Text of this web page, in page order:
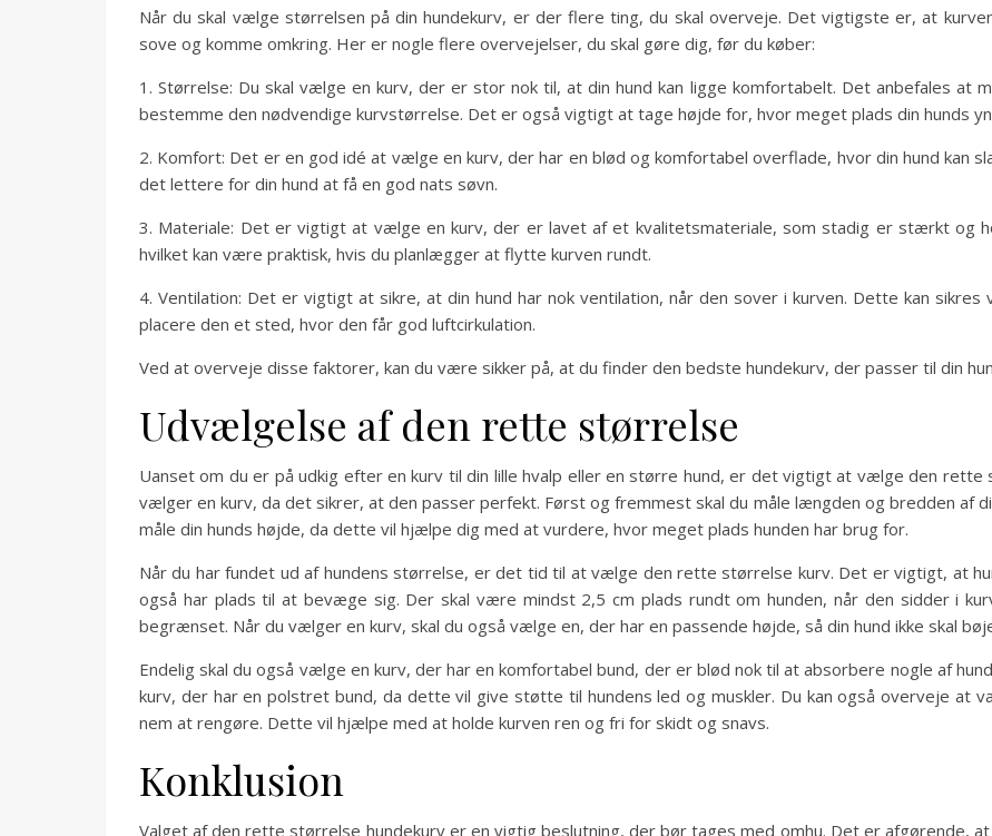
Når du skal vælge størrelsen på din hundekurv, er der flere ting, du skal overveje. Det vigtigste er, at
sove og komme omkring. Her er nogle flere overvejelser, du skal gøre dig, før du køber:
1. Størrelse: Du skal vælge en kurv, der er stor nok til, at din hund kan ligge komfortabelt. Det anbefales at
bestemme den nødvendige kurvstørrelse. Det er også vigtigt at tage højde for, hvor meget plads din hunds
2. Komfort: Det er en god idé at vælge en kurv, der har en blød og komfortabel overflade, hvor din hund kan
det lettere for din hund at få en god nats søvn.
3. Materiale: Det er vigtigt at vælge en kurv, der er lavet af et kvalitetsmateriale, som stadig er stærkt og
hvilket kan være praktisk, hvis du planlægger at flytte kurven rundt.
4. Ventilation: Det er vigtigt at sikre, at din hund har nok ventilation, når den sover i kurven. Dette kan
placere den et sted, hvor den får god luftcirkulation.
Ved at overveje disse faktorer, kan du være sikker på, at du finder den bedste hundekurv, der passer til din
Udvælgelse af den rette størrelse
Uanset om du er på udkig efter en kurv til din lille hvalp eller en større hund, er det vigtigt at vælge den
vælger en kurv, da det sikrer, at den passer perfekt. Først og fremmest skal du måle længden og bredden af
måle din hunds højde, da dette vil hjælpe dig med at vurdere, hvor meget plads hunden har brug for.
Når du har fundet ud af hundens størrelse, er det tid til at vælge den rette størrelse kurv. Det er vigtigt, at
også har plads til at bevæge sig. Der skal være mindst 2,5 cm plads rundt om hunden, når den sidder i
begrænset. Når du vælger en kurv, skal du også vælge en, der har en passende højde, så din hund ikke skal
Endelig skal du også vælge en kurv, der har en komfortabel bund, der er blød nok til at absorbere nogle af
kurv, der har en polstret bund, da dette vil give støtte til hundens led og muskler. Du kan også overveje at
nem at rengøre. Dette vil hjælpe med at holde kurven ren og fri for skidt og snavs.
Konklusion
Valget af den rette størrelse hundekurv er en vigtig beslutning, der bør tages med omhu. Det er afgørende,